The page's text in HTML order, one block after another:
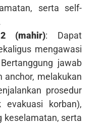
serta self-
(mahir): Dapat
mengawasi
jawab
anchor, melakukan
prosedur
evakuasi korban),
keselamatan, serta